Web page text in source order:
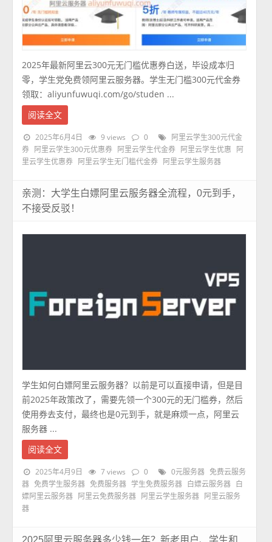
2025年最新阿里云300元无门槛优惠券白送，毕设成本归
零，学生党免费领阿里云服务器。学生无门槛300元代金券
领取：aliyunfuwuqi.com/go/studen ...
阅读全文
2025年6月4日 9 views 0
阿里云学生300元代金
券
阿里云学生300元优惠券 阿里云学生代金券 阿里云学生优惠
阿
里云学生优惠券
阿里云学生无门槛代金券 阿里云学生服务器
亲测：大学生白嫖阿里云服务器全流程，0元到手，
不接受反驳！
学生如何白嫖阿里云服务器？以前是可以直接申请，但是目
前2025年政策改了，需要先领一个300元的无门槛券，然后
使用券去支付，最终也是0元到手，就是麻烦一点，阿里云
服务器 ...
阅读全文
2025年4月9日 7 views 0 0元服务器
免费云服务
器
免费学生服务器 免费服务器 学生免费服务器 白嫖云服务器
白
嫖阿里云服务器
阿里云免费服务器 阿里云学生服务器
阿里云服务
器
2025阿里云服务器多少钱一年？新老用户、学生和